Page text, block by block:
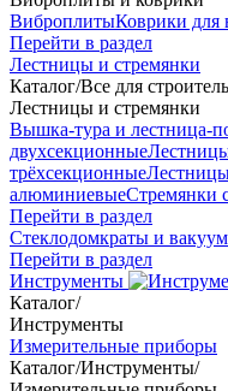
ВиброплитыКоврики для
Перейти в раздел
Лестницы и стремянки
Каталог/Все для
Лестницы и стремянки
Вышка-тура и лестница-
двухсекционные
трёхсекционные
алюминиевыеСтремянки
Перейти в раздел
Стеклодомкраты и
Перейти в раздел
Инструменты
Каталог/
Инструменты
Измерительные приборы
Каталог/Инструменты/